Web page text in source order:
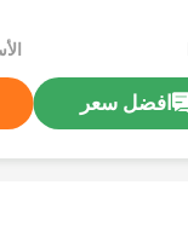
افضل سعر